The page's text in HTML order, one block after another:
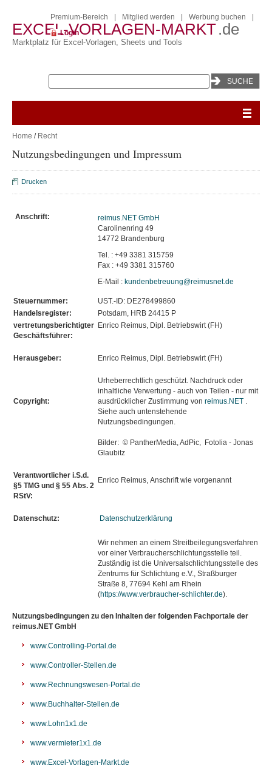
EXCEL-VORLAGEN-MARKT.de
Marktplatz für Excel-Vorlagen, Sheets und Tools
Premium-Bereich Mitglied werden Werbung buchen
Login
Home / Recht
Nutzungsbedingungen und Impressum
Drucken
Anschrift:
reimus.NET GmbH
Carolinenring 49
14772 Brandenburg
Tel. : +49 3381 315759
Fax : +49 3381 315760
E-Mail : kundenbetreuung@reimusnet.de
Steuernummer:
UST.-ID: DE278499860
Handelsregister:
Potsdam, HRB 24415 P
vertretungsberichtigter
Geschäftsführer:
Enrico Reimus, Dipl. Betriebswirt (FH)
Herausgeber: Enrico Reimus, Dipl. Betriebswirt (FH)
Copyright:
Urheberrechtlich geschützt. Nachdruck oder
inhaltliche Verwertung - auch von Teilen - nur mit
ausdrücklicher Zustimmung von reimus.NET .
Siehe auch untenstehende
Nutzungsbedingungen.
Bilder: © PantherMedia, AdPic, Fotolia - Jonas
Glaubitz
Verantwortlicher i.S.d.
§5 TMG und § 55 Abs. 2
RStV:
Enrico Reimus, Anschrift wie vorgenannt
Datenschutz: Datenschutzerklärung
Wir nehmen an einem Streitbeilegungsverfahren
vor einer Verbraucherschlichtungsstelle teil.
Zuständig ist die Universalschlichtungsstelle des
Zentrums für Schlichtung e.V., Straßburger
Straße 8, 77694 Kehl am Rhein
(https://www.verbraucher-schlichter.de).
Nutzungsbedingungen zu den Inhalten der folgenden Fachportale der
reimus.NET GmbH
www.Controlling-Portal.de
www.Controller-Stellen.de
www.Rechnungswesen-Portal.de
www.Buchhalter-Stellen.de
www.Lohn1x1.de
www.vermieter1x1.de
www.Excel-Vorlagen-Markt.de